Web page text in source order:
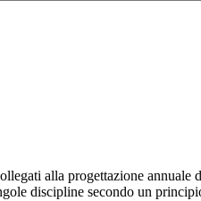
alla progettazione annuale
discipline secondo un